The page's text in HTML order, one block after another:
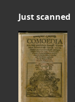
Just scanned